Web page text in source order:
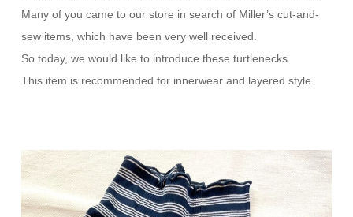
Many of you came to our store in search of Miller’s cut-and-
sew items, which have been very well received.
So today, we would like to introduce these turtlenecks.
This item is recommended for innerwear and layered style.